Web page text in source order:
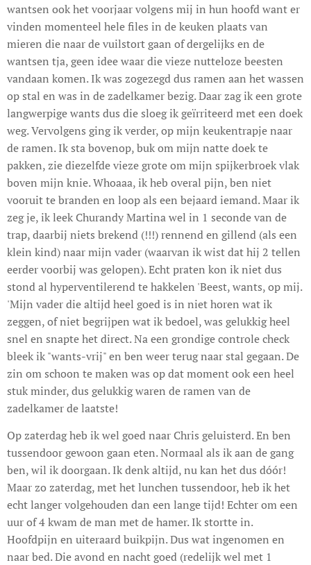
wantsen ook het voorjaar volgens mij in hun hoofd want er
vinden momenteel hele files in de keuken plaats van
mieren die naar de vuilstort gaan of dergelijks en de
wantsen tja, geen idee waar die vieze nutteloze beesten
vandaan komen. Ik was zogezegd dus ramen aan het wassen
op stal en was in de zadelkamer bezig. Daar zag ik een grote
langwerpige wants dus die sloeg ik geïrriteerd met een doek
weg. Vervolgens ging ik verder, op mijn keukentrapje naar
de ramen. Ik sta bovenop, buk om mijn natte doek te
pakken, zie diezelfde vieze grote om mijn spijkerbroek vlak
boven mijn knie. Whoaaa, ik heb overal pijn, ben niet
vooruit te branden en loop als een bejaard iemand. Maar ik
zeg je, ik leek Churandy Martina wel in 1 seconde van de
trap, daarbij niets brekend (!!!) rennend en gillend (als een
klein kind) naar mijn vader (waarvan ik wist dat hij 2 tellen
eerder voorbij was gelopen). Echt praten kon ik niet dus
stond al hyperventilerend te hakkelen 'Beest, wants, op mij.
'Mijn vader die altijd heel goed is in niet horen wat ik
zeggen, of niet begrijpen wat ik bedoel, was gelukkig heel
snel en snapte het direct. Na een grondige controle check
bleek ik "wants-vrij" en ben weer terug naar stal gegaan. De
zin om schoon te maken was op dat moment ook een heel
stuk minder, dus gelukkig waren de ramen van de
zadelkamer de laatste!
Op zaterdag heb ik wel goed naar Chris geluisterd. En ben
tussendoor gewoon gaan eten. Normaal als ik aan de gang
ben, wil ik doorgaan. Ik denk altijd, nu kan het dus dóór!
Maar zo zaterdag, met het lunchen tussendoor, heb ik het
echt langer volgehouden dan een lange tijd! Echter om een
uur of 4 kwam de man met de hamer. Ik stortte in.
Hoofdpijn en uiteraard buikpijn. Dus wat ingenomen en
naar bed. Die avond en nacht goed (redelijk wel met 1